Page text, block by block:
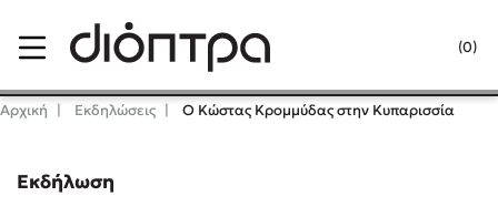
(0)
Κλείσιμο
Δημοφιλή Βιβλία
Αρχική Εκδηλώσεις Ο Κώστας Κρομμύδας στην Κυπαρισσία
Εκδήλωση